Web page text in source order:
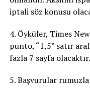
iptali söz konusu
4. Öyküler, Times
punto, “1,5” satır
fazla 7 sayfa olacaktır.
5. Başvurular rumuzla